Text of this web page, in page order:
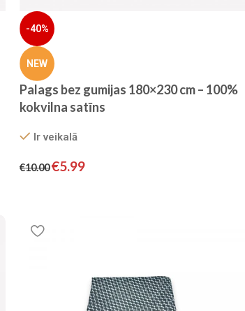
-40%
NEW
Palags bez gumijas 180×230 cm – 100%
kokvilna satīns
Ir veikalā
€10.00€5.99